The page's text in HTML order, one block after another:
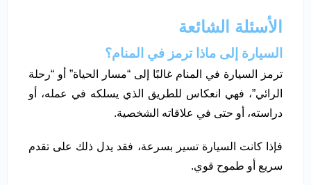
الأسئلة الشائعة
السيارة إلى ماذا ترمز في المنام؟
ترمز السيارة في المنام غالبًا إلى “مسار الحياة” أو “رحلة
الرائي”، فهي انعكاس للطريق الذي يسلكه في عمله، أو
دراسته، أو حتى في علاقاته الشخصية.
فإذا كانت السيارة تسير بسرعة، فقد يدل ذلك على تقدم
سريع أو طموح قوي.